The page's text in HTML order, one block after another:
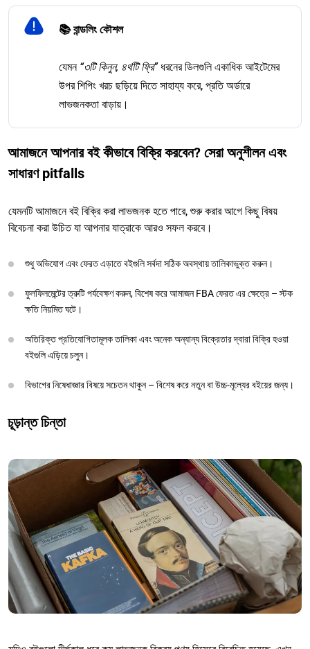
📚 বান্ডলিং কৌশল
যেমন “৩টি কিনুন, ৪র্থটি ফ্রি”ধরনের ডিলগুলি একাধিক আইটেমের
উপর শিপিং খরচ ছড়িয়ে দিতে সাহায্য করে, প্রতি অর্ডারে
লাভজনকতা বাড়ায়।
আমাজনে আপনার বই কীভাবে বিক্রি করবেন? সেরা অনুশীলন এবং
সাধারণ pitfalls
যেমনটি আমাজনে বই বিক্রি করা লাভজনক হতে পারে, শুরু করার আগে কিছু বিষয়
বিবেচনা করা উচিত যা আপনার যাত্রাকে আরও সফল করবে।
শুধু অভিযোগ এবং ফেরত এড়াতে বইগুলি সর্বদা সঠিক অবস্থায় তালিকাভুক্ত করুন।
ফুলফিলমেন্টের ত্রুটি পর্যবেক্ষণ করুন, বিশেষ করে আমাজন FBA ফেরত এর ক্ষেত্রে – স্টক
ক্ষতি নিয়মিত ঘটে।
অতিরিক্ত প্রতিযোগিতামূলক তালিকা এবং অনেক অন্যান্য বিক্রেতার দ্বারা বিক্রি হওয়া
বইগুলি এড়িয়ে চলুন।
বিভাগের নিষেধাজ্ঞার বিষয়ে সচেতন থাকুন – বিশেষ করে নতুন বা উচ্চ-মূল্যের বইয়ের জন্য।
চূড়ান্ত চিন্তা